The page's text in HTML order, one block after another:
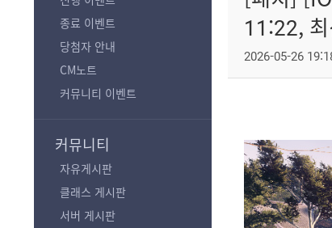
종료 이벤트
당첨자 안내
CM노트
커뮤니티 이벤트
커뮤니티
자유게시판
클래스 게시판
서버 게시판
카
테
고
리
전
11:22,
2026-05-26